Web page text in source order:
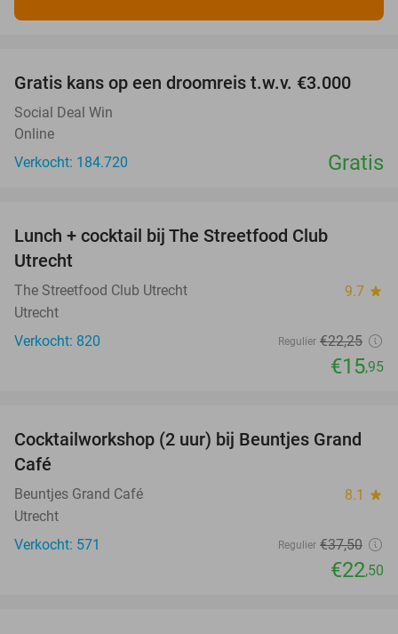
Gratis kans op een droomreis t.w.v. €3.000
Social Deal Win
Online
Verkocht: 184.720
Gratis
Lunch + cocktail bij The Streetfood Club
Utrecht
The Streetfood Club Utrecht 9.7 star
Utrecht
Verkocht: 820
Regulier €22,25
€15,95
40%
Cocktailworkshop (2 uur) bij Beuntjes Grand
Café
Beuntjes Grand Café 8.1 star
Utrecht
Verkocht: 571
Regulier €37,50
€22,50